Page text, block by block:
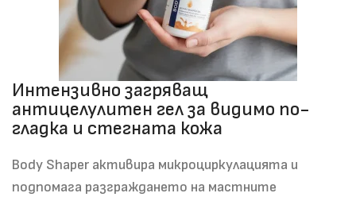
Интензивно загряващ
антицелулитен гел за видимо по-
гладка и стегната кожа
Body Shaper активира микроциркулацията и
подпомага разграждането на мастните